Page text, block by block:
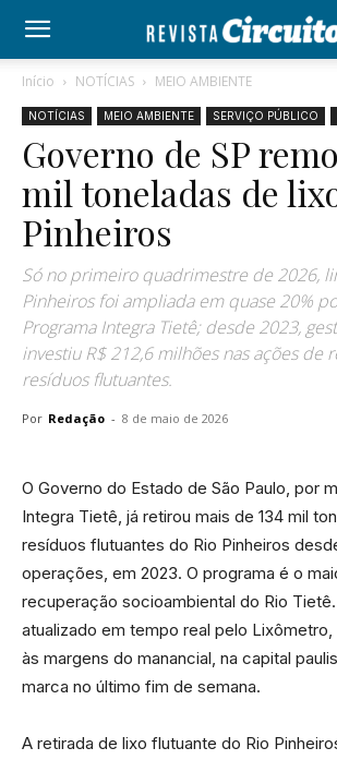
Início NOTÍCIAS MEIO AMBIENTE
NOTÍCIAS MEIO AMBIENTE SERVIÇO PÚBLICO
Governo de SP
mil toneladas de
Pinheiros
Só no primeiro quadrimestre de 2026,
Pinheiros foi ampliada em quase 20%
Programa Integra Tietê; desde 2023,
investiu R$ 212,6 milhões nas ações de
resíduos flutuantes.
Por Redação - 8 de maio de 2026
O Governo do Estado de São Paulo, por
Integra Tietê, já retirou mais de 134 mil
resíduos flutuantes do Rio Pinheiros
operações, em 2023. O programa é o
recuperação socioambiental do Rio
atualizado em tempo real pelo Lixômetro,
às margens do manancial, na capital
marca no último fim de semana.
A retirada de lixo flutuante do Rio